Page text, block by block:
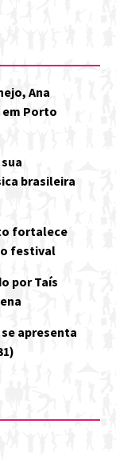
Ana
Porto
brasileira
fortalece
festival
por Taís
se apresenta